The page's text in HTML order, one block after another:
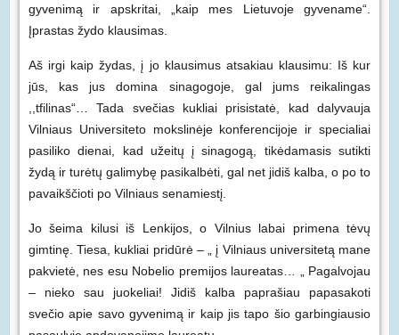
gyvenimą ir apskritai, „kaip mes Lietuvoje gyvename“.
Įprastas žydo klausimas.
Aš irgi kaip žydas, į jo klausimus atsakiau klausimu: Iš kur
jūs, kas jus domina sinagogoje, gal jums reikalingas
,,tfilinas“… Tada svečias kukliai prisistatė, kad dalyvauja
Vilniaus Universiteto mokslinėje konferencijoje ir specialiai
pasiliko dienai, kad užeitų į sinagogą, tikėdamasis sutikti
žydą ir turėtų galimybę pasikalbėti, gal net jidiš kalba, o po to
pavaikščioti po Vilniaus senamiestį.
Jo šeima kilusi iš Lenkijos, o Vilnius labai primena tėvų
gimtinę. Tiesa, kukliai pridūrė – „ į Vilniaus universitetą mane
pakvietė, nes esu Nobelio premijos laureatas… „ Pagalvojau
– nieko sau juokeliai! Jidiš kalba paprašiau papasakoti
svečio apie savo gyvenimą ir kaip jis tapo šio garbingiausio